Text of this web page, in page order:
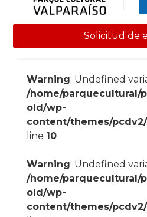
Solicitud de
Warning: Undefined
/home/parquecultural/
old/wp-
content/themes/
line 10
Warning: Undefined
/home/parquecultural/
old/wp-
content/themes/